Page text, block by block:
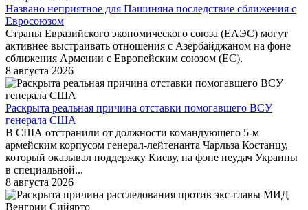
Названо неприятное для Пашиняна последствие сближения с
Евросоюзом
Страны Евразийского экономического союза (ЕАЭС) могут
активнее выстраивать отношения с Азербайджаном на фоне
сближения Армении с Европейским союзом (ЕС).
8 августа 2026
Раскрыта реальная причина отставки помогавшего ВСУ
генерала США
В США отстранили от должности командующего 5-м
армейским корпусом генерал-лейтенанта Чарльза Костанцу,
который оказывал поддержку Киеву, на фоне неудач Украины
в специальной...
8 августа 2026